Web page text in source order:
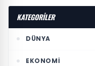
KATEGORİLER
DÜNYA
EKONOMI